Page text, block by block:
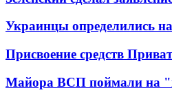
Украинцы определились
Присвоение средств
Майора ВСП поймали на